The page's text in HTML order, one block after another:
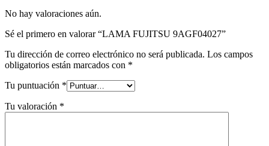
No hay valoraciones aún.
Sé el primero en valorar “LAMA FUJITSU 9AGF04027”
Tu dirección de correo electrónico no será publicada. Los campos
obligatorios están marcados con *
Tu puntuación *
Tu valoración *